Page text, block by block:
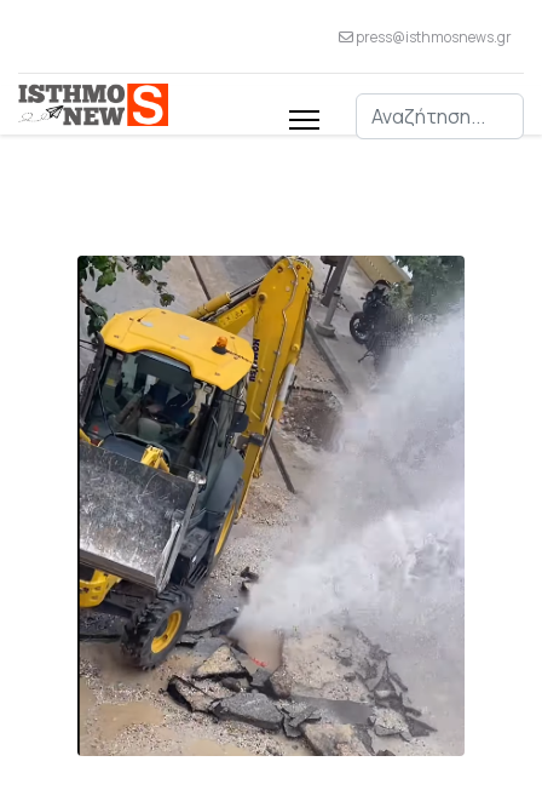
press@isthmosnews.gr
Αναζήτηση